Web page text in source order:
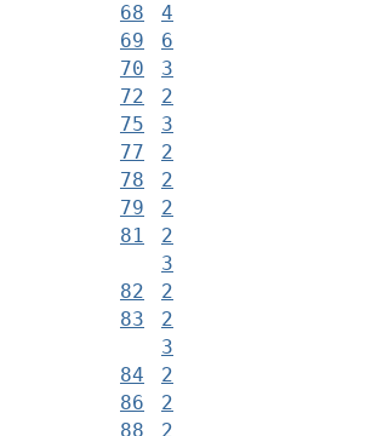
68
4
69
6
70
3
72
2
75
3
77
2
78
2
79
2
81
2
3
82
2
83
2
3
84
2
86
2
88
2